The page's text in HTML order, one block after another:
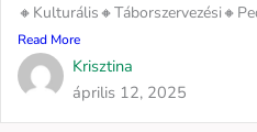
Read More
Krisztina
április 12, 2025